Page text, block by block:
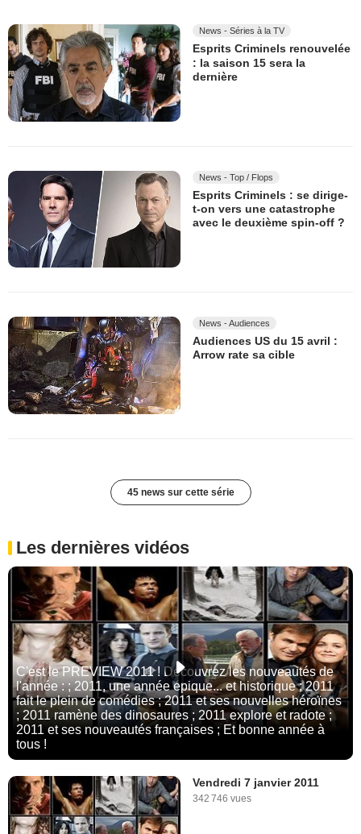
News - Séries à la TV
Esprits Criminels renouvelée
: la saison 15 sera la
dernière
News - Top / Flops
Esprits Criminels : se dirige-
t-on vers une catastrophe
avec le deuxième spin-off ?
News - Audiences
Audiences US du 15 avril :
Arrow rate sa cible
45 news sur cette série
Les dernières vidéos
C'est le PREVIEW 2011 ! Découvrez les nouveautés de
l'année : ; 2011, une année épique... et historique ; 2011
fait le plein de comédies ; 2011 et ses nouvelles héroïnes
; 2011 ramène des dinosaures ; 2011 explore et radote ;
2011 et ses nouveautés françaises ; Et bonne année à
tous !
Vendredi 7 janvier 2011
342 746 vues